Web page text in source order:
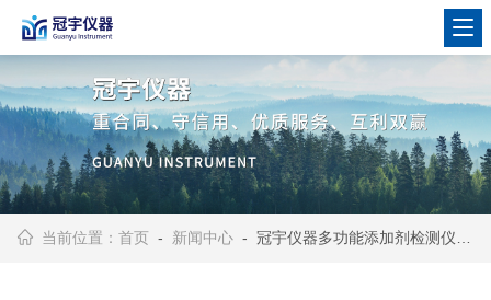
当前位置：首页 - 新闻中心 - 冠宇仪器多功能添加剂检测仪，分光光度+胶体金双引擎破解杨梅监管难题